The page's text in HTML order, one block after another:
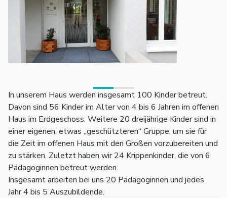
In unserem Haus werden insgesamt 100 Kinder betreut.
Davon sind 56 Kinder im Alter von 4 bis 6 Jahren im offenen
Haus im Erdgeschoss. Weitere 20 dreijährige Kinder sind in
einer eigenen, etwas „geschützteren“ Gruppe, um sie für
die Zeit im offenen Haus mit den Großen vorzubereiten und
zu stärken. Zuletzt haben wir 24 Krippenkinder, die von 6
Pädagoginnen betreut werden.
Insgesamt arbeiten bei uns 20 Pädagoginnen und jedes
Jahr 4 bis 5 Auszubildende.